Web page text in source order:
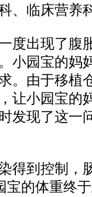
、临床营养
出现了腹
小园宝的妈
。由于移植
让小园宝的
发现了这一
到控制，
宝的体重终
情哲学 南